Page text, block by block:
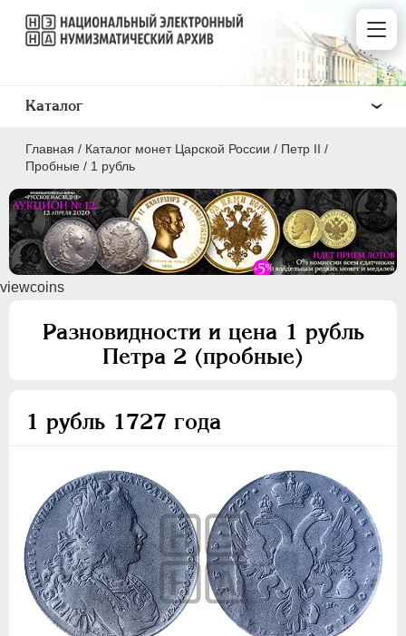
Главная / Каталог монет Царской России / Петр II /
Пробные / 1 рубль
viewcoins
Разновидности и цена 1 рубль
Петра 2 (пробные)
1 рубль 1727 года
Каталог
ПEТР I 1699 - 1725
ЕКАТЕРИНА I
Пробные
1 копейка
Полушка
Монетовидные жетоны
АННА ИОАННОВНА 1730-1740
ИОАНН АНТОНОВИЧ 1740-1741